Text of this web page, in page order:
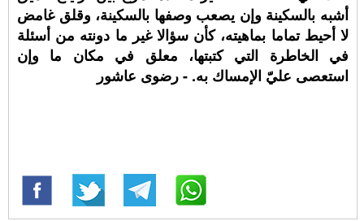
أشبه بالسكينة وإن يصعب وصفها بالسكينة، وقلق غامض
لا أحيط تماما بماهيته، كأن سؤالا غير ما دونته من أسئلة
في الخاطرة التي كتبتها، معلق في مكان ما وإن
استعصى عليّ الإمساك به. - رضوى عاشور